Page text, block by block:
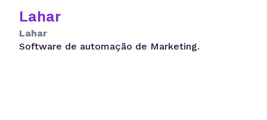
Lahar
Lahar
Software de automação de Marketing.